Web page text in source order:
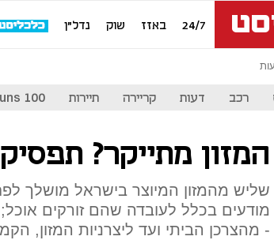
24/7 באזז שוק נדל"ן
רכב דעות קריירה תיירות 100
המזון מתייקר?
שליש מהמזון המיוצר בישראל מושלך
מודעים בכלל לעובדה שהם זורקים
- מהצרכן הביתי ועד ליצרניות המזון,